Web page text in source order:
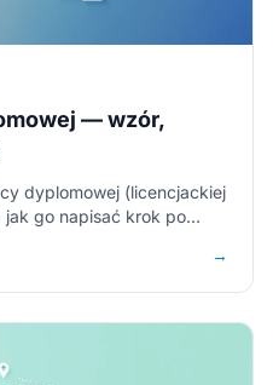
— wzór,
dyplomowej (licencjackiej
go napisać krok po
→